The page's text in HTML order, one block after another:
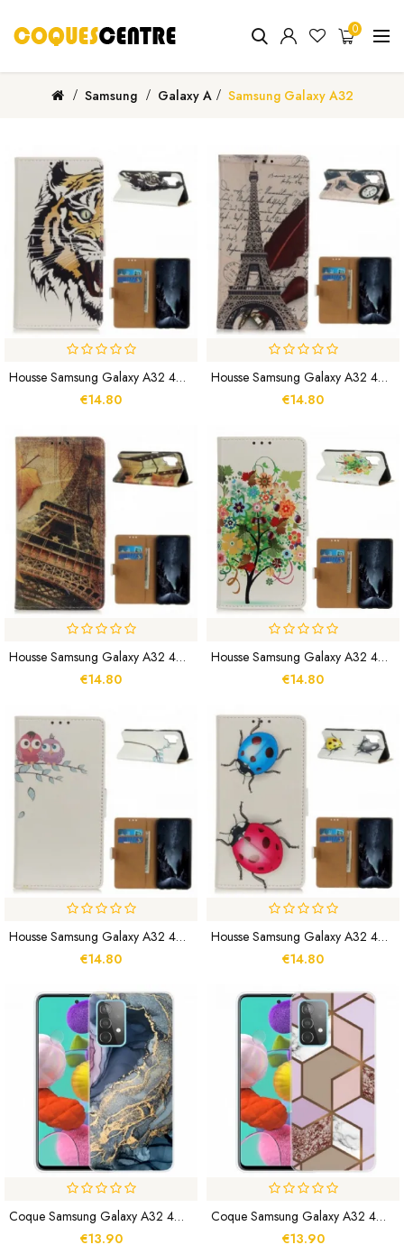
0
Samsung Galaxy A Samsung Galaxy A32
Housse Samsung Galaxy A32 4G Tigre Féroce
€14.80
Housse Samsung Galaxy A32 4G Tour Eiffel Du Poète
€14.80
Housse Samsung Galaxy A32 4G Tour Eiffel En Automne
€14.80
Housse Samsung Galaxy A32 4G Arbre Fleuri
€14.80
Housse Samsung Galaxy A32 4G Couple De Hiboux Sur L'Arbre
€14.80
Housse Samsung Galaxy A32 4G Coccinelles
€14.80
Coque Samsung Galaxy A32 4G Marbre Coloré
€13.90
Coque Samsung Galaxy A32 4G Marbre Géométrique
€13.90